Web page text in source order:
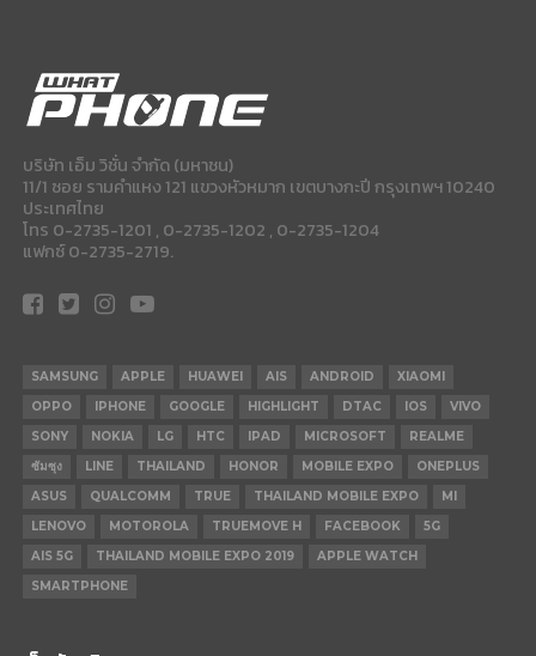
บริษัท เอ็ม วิชั่น จำกัด (มหาชน)
11/1 ซอย รามคำแหง 121 แขวงหัวหมาก เขตบางกะปี กรุงเทพฯ 10240
ประเทศไทย
โทร 0-2735-1201 , 0-2735-1202 , 0-2735-1204
แฟกซ์ 0-2735-2719.
SAMSUNG APPLE HUAWEI AIS ANDROID
XIAOMI
OPPO
IPHONE GOOGLE HIGHLIGHT DTAC IOS
VIVO
SONY
NOKIA LG HTC IPAD MICROSOFT
REALME
ซัมซุง
LINE THAILAND HONOR MOBILE EXPO
ONEPLUS
ASUS
QUALCOMM TRUE THAILAND MOBILE EXPO
MI
LENOVO
MOTOROLA TRUEMOVE H FACEBOOK
5G
AIS 5G
THAILAND MOBILE EXPO 2019
APPLE WATCH
SMARTPHONE